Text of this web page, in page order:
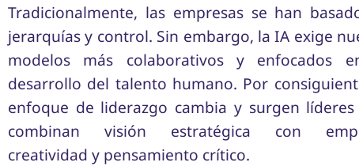
Tradicionalmente, las empresas se han
jerarquías y control. Sin embargo, la IA exige
modelos más colaborativos y enfocados
desarrollo del talento humano. Por
enfoque de liderazgo cambia y surgen
combinan visión estratégica con
creatividad y pensamiento crítico.